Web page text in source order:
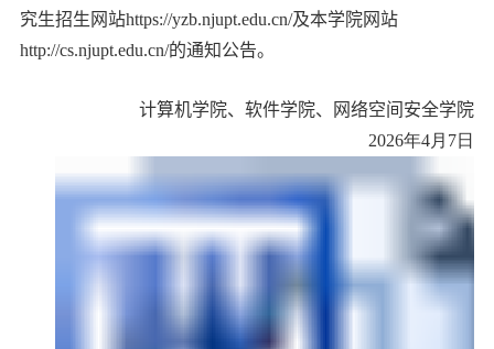
究生招生网站https://yzb.njupt.edu.cn/及本学院网站
http://cs.njupt.edu.cn/的通知公告。
计算机学院、软件学院、网络空间安全学院
2026年4月7日